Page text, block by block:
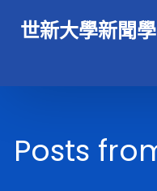
世新大學新聞
Posts